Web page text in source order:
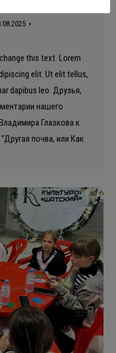
this text. Lorem
elit. Ut elit tellus,
dapibus leo. Друзья,
нашего
Глазкова к
почва, или Как